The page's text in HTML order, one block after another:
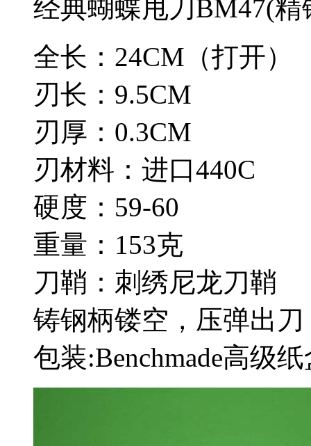
经典蝴蝶甩刀BM47(精
全长：24CM（打开）
刃长：9.5CM
刃厚：0.3CM
刃材料：进口440C
硬度：59-60
重量：153克
刀鞘：刺绣尼龙刀鞘
铸钢柄镂空，压弹出刀
包装:Benchmade高级